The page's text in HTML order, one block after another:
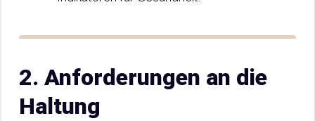
2. Anforderungen an die
Haltung